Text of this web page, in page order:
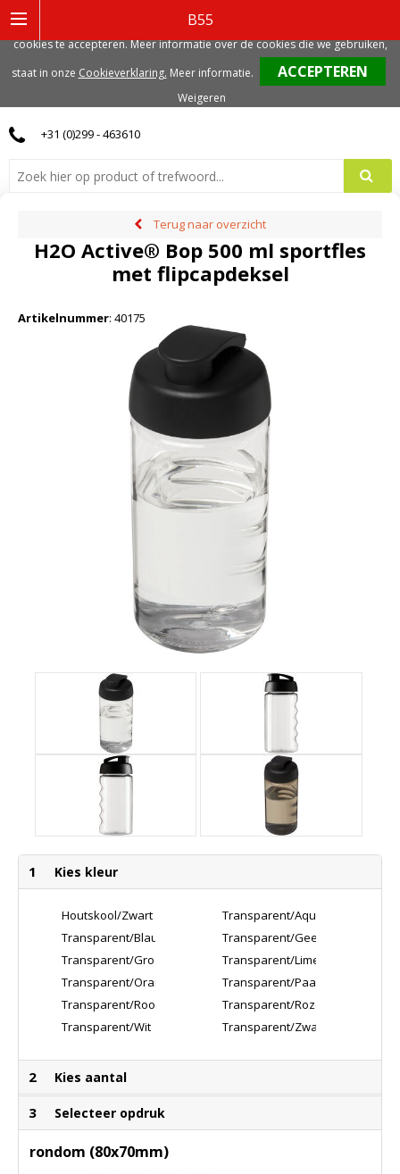
B55
0
+31 (0)299 - 463610
Terug naar overzicht
H2O Active® Bop 500 ml sportfles
met flipcapdeksel
Artikelnummer: 40175
1 Kies kleur
Houtskool/Zwart
Transparent/Aquablauw
Transparent/Blauw
Transparent/Geel
Transparent/Groen
Transparent/Lime
Transparent/Oranje
Transparent/Paars
Transparent/Rood
Transparent/Roze
Transparent/Wit
Transparent/Zwart
2 Kies aantal
3 Selecteer opdruk
rondom (80x70mm)
gerelateerde cookies. Voor de beste gebruikerservaring, adviseren we deze
cookies te accepteren. Meer informatie over de cookies die we gebruiken,
staat in onze Cookieverklaring. Meer informatie.
Weigeren